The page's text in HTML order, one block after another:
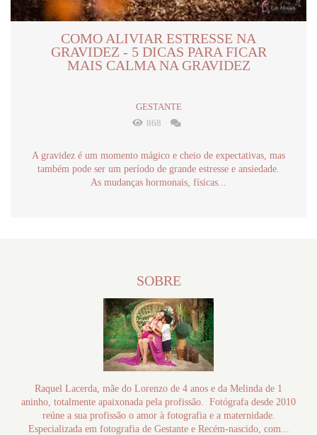
COMO ALIVIAR ESTRESSE NA
GRAVIDEZ - 5 DICAS PARA FICAR
MAIS CALMA NA GRAVIDEZ
GESTANTE
868
A gravidez é um momento mágico e cheio de expectativas, mas
também pode ser um período de grande estresse e ansiedade.
As mudanças hormonais, físicas...
SOBRE
Raquel Lacerda, mãe do Lorenzo de 4 anos e da Melinda de 1
aninho, totalmente apaixonada pela profissão. Fotógrafa desde 2010
reúne a sua profissão o amor à fotografia e a maternidade.
Especializada em fotografia de Gestante e Recém-nascido, com...